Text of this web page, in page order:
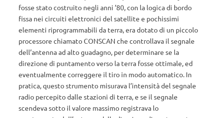
fosse stato costruito negli anni ’80, con la logica di bordo
fissa nei circuiti elettronici del satellite e pochissimi
elementi riprogrammabili da terra, era dotato di un piccolo
processore chiamato CONSCAN che controllava il segnale
dell’antenna ad alto guadagno, per determinare se la
direzione di puntamento verso la terra fosse ottimale, ed
eventualmente correggere il tiro in modo automatico. In
pratica, questo strumento misurava l’intensità del segnale
radio percepito dalle stazioni di terra, e se il segnale
scendeva sotto il valore massimo registrava lo